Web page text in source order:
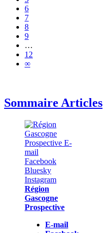
6
7
8
9
…
12
∞
Sommaire Articles
Région
Gascogne
Prospective
E-mail